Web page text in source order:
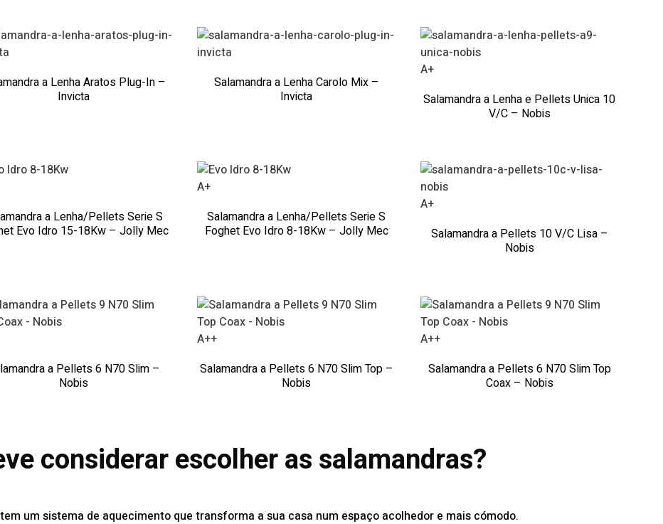
a Lenha Aratos Plug-In –
Invicta
Salamandra a Lenha Carolo Mix –
Invicta
A+
Salamandra a Lenha e Pellets Unica 10
V/C – Nobis
a Lenha/Pellets Serie S
Evo Idro 15-18Kw – Jolly Mec
A+
Salamandra a Lenha/Pellets Serie S
Foghet Evo Idro 8-18Kw – Jolly Mec
A+
Salamandra a Pellets 10 V/C Lisa –
Nobis
a Pellets 6 N70 Slim –
Nobis
A++
Salamandra a Pellets 6 N70 Slim Top –
Nobis
A++
Salamandra a Pellets 6 N70 Slim Top
Coax – Nobis
considerar escolher as salamandras?
um sistema de aquecimento que transforma a sua casa num espaço acolhedor e mais cómodo.